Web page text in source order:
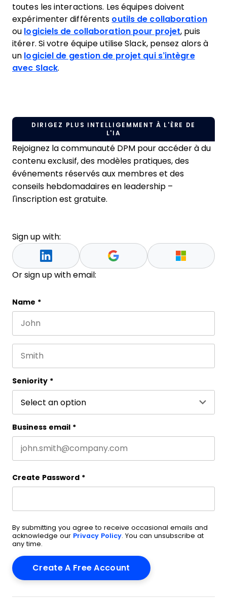
toutes les interactions. Les équipes doivent
expérimenter différents outils de collaboration
ou logiciels de collaboration pour projet, puis
itérer. Si votre équipe utilise Slack, pensez alors à
un logiciel de gestion de projet qui s’intègre
avec Slack.
DIRIGEZ PLUS INTELLIGEMMENT À L'ÈRE DE
L'IA
Rejoignez la communauté DPM pour accéder à du
contenu exclusif, des modèles pratiques, des
événements réservés aux membres et des
conseils hebdomadaires en leadership –
l'inscription est gratuite.
Sign up with:
Or sign up with email:
LinkedIn
This field is for validation purposes and should be
Name *
Seniority *
Business email *
Create Password *
By submitting you agree to receive occasional emails and
acknowledge our Privacy Policy. You can unsubscribe at
any time.